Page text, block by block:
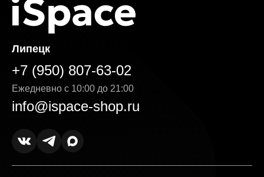
Липецк
+7 (950) 807-63-02
Ежедневно с 10:00 до 21:00
info@ispace-shop.ru